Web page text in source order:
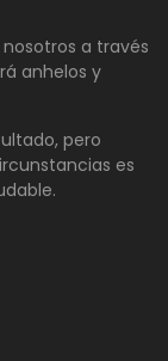
a través
anhelos y
pero
es